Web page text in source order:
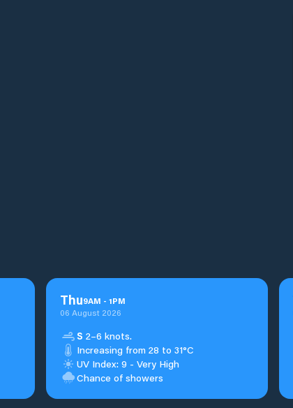
Thu9AM - 1PM
06 August 2026
S 2–6 knots.
Increasing from 28 to 31°C
UV Index: 9 - Very High
Chance of showers